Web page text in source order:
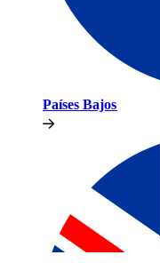
Países Bajos​​